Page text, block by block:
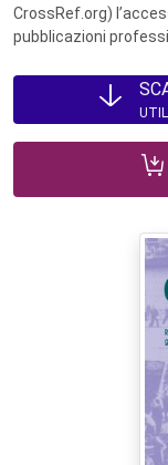
CrossRef.org)
pubblicazioni